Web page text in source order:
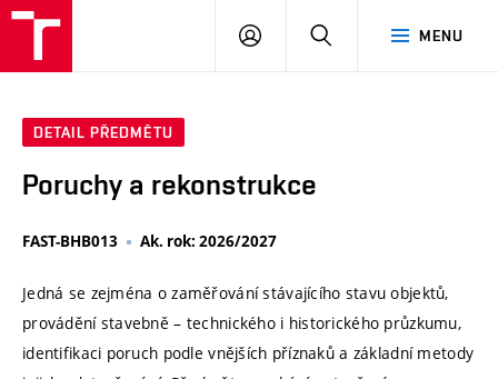
MENU
PŘIHLÁSIT
DETAIL PŘEDMĚTU
Poruchy a rekonstrukce
FAST-BHB013 Ak. rok: 2026/2027
Jedná se zejména o zaměřování stávajícího stavu objektů,
provádění stavebně – technického i historického průzkumu,
identifikaci poruch podle vnějších příznaků a základní metody